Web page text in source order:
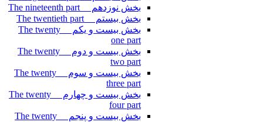
بخش نوزدهم The nineteenth part
بخش بیستم The twentieth part
بخش بیست و یکم The twenty
one part
بخش بیست و دوم The twenty
two part
بخش بیست و سوم The twenty
three part
بخش بیست و چهارم The twenty
four part
بخش بیست و پنجم The twenty